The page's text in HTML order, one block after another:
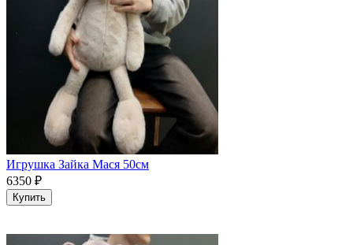
Игрушка Зайка Мася 50см
6350 ₽
Купить